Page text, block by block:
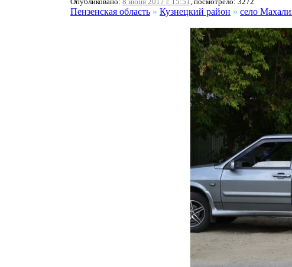
Пензенская область » Кузнецкий район » село